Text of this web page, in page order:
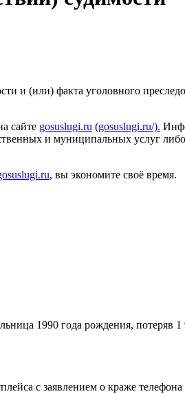
и (или) факта уголовного
сайте gosuslugi.ru (gosuslugi.ru/).
и муниципальных услуг
, вы экономите своё время.
1990 года рождения, потеряв
с заявлением о краже